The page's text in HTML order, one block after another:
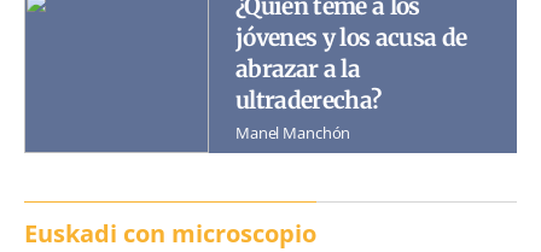
¿Quién teme a los
jóvenes y los acusa de
abrazar a la
ultraderecha?
Manel Manchón
Euskadi con microscopio